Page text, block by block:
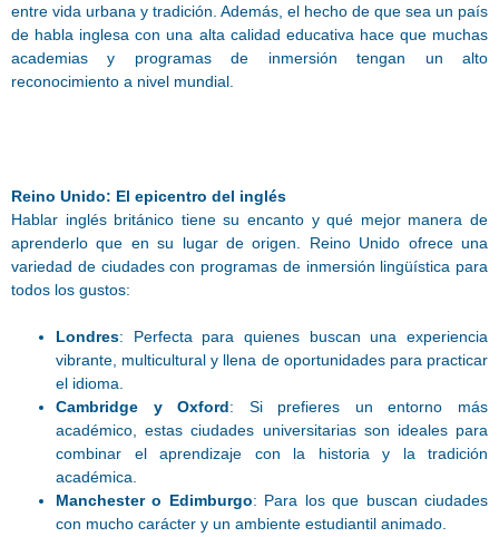
entre vida urbana y tradición. Además, el hecho de que sea un país
de habla inglesa con una alta calidad educativa hace que muchas
academias y programas de inmersión tengan un alto
reconocimiento a nivel mundial.
Reino Unido: El epicentro del inglés
Hablar inglés británico tiene su encanto y qué mejor manera de
aprenderlo que en su lugar de origen. Reino Unido ofrece una
variedad de ciudades con programas de inmersión lingüística para
todos los gustos:
Londres: Perfecta para quienes buscan una experiencia
vibrante, multicultural y llena de oportunidades para practicar
el idioma.
Cambridge y Oxford: Si prefieres un entorno más
académico, estas ciudades universitarias son ideales para
combinar el aprendizaje con la historia y la tradición
académica.
Manchester o Edimburgo: Para los que buscan ciudades
con mucho carácter y un ambiente estudiantil animado.